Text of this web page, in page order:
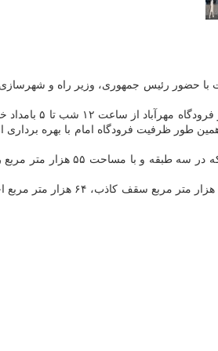
سلام فرودگاه امام خمینی (ره) كه راه اندازی آن از سال ۱۳۸۸ در دستور كار قرار گرفت با حضور
با افتتاح ترمینال سلام زمینه انتقال بعضی از
است كه طراحی، ساخت و تجهیز آن به دست متخصصان كشورمان
نصب ۱۲ هزار و ۵۰۰ متر مربع كاشی، ۳۴ هزار متربع سنگ كف و دیوار، ۱۱ هزار و